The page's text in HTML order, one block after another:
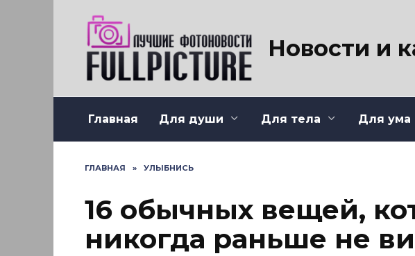
Новости и
Главная Для души Для тела Для ума
ГЛАВНАЯ » УЛЫБНИСЬ
16 обычных вещей,
никогда раньше не